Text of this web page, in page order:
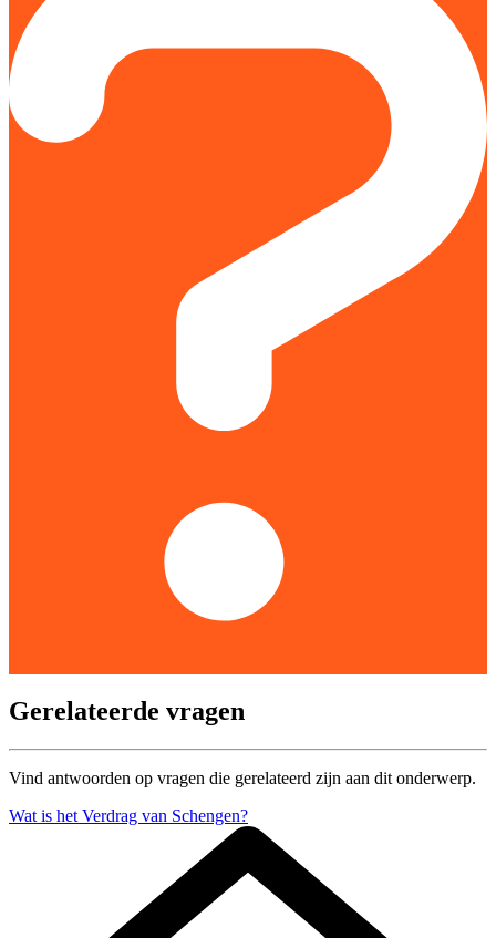
Gerelateerde vragen
Vind antwoorden op vragen die gerelateerd zijn aan dit onderwerp.
Wat is het Verdrag van Schengen?